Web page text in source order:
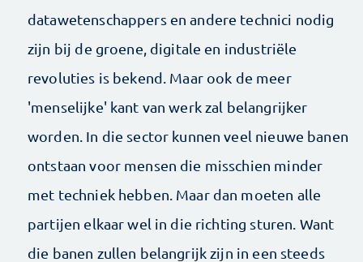
datawetenschappers en andere technici nodig
zijn bij de groene, digitale en industriële
revoluties is bekend. Maar ook de meer
'menselijke' kant van werk zal belangrijker
worden. In die sector kunnen veel nieuwe banen
ontstaan voor mensen die misschien minder
met techniek hebben. Maar dan moeten alle
partijen elkaar wel in die richting sturen. Want
die banen zullen belangrijk zijn in een steeds